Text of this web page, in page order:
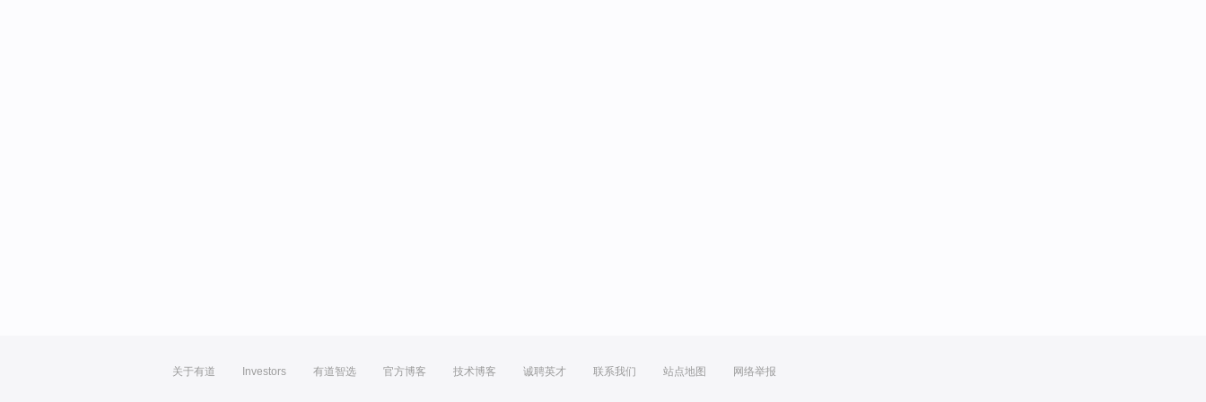
关于有道 Investors 有道智选 官方博客 技术博客 诚聘英才 联系我们 站点地图 网络举报